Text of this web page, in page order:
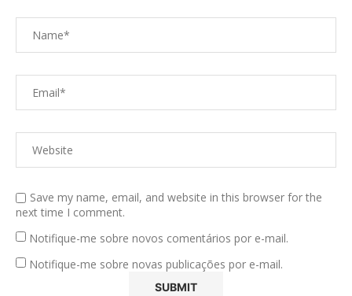
Save my name, email, and website in this browser for the
next time I comment.
Notifique-me sobre novos comentários por e-mail.
Notifique-me sobre novas publicações por e-mail.